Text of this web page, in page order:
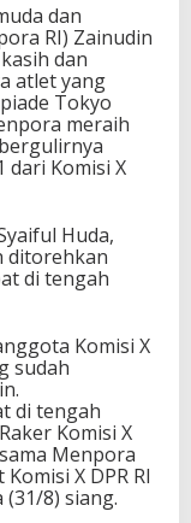
dan
RI) Zainudin
dan
atlet yang
Tokyo
meraih
dari Komisi X
Huda,
ditorehkan
di tengah
Komisi X
sudah
di tengah
Komisi X
Menpora
X DPR RI
(31/8) siang.